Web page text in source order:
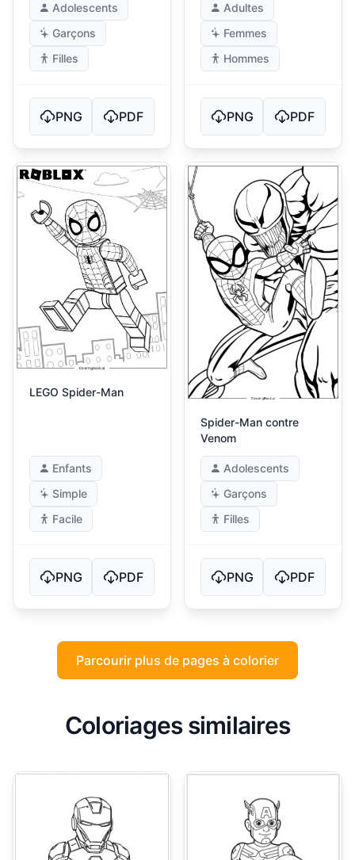
Adolescents
Garçons
Filles
PNG PDF
Adultes
Femmes
Hommes
PNG PDF
LEGO Spider-Man
Enfants
Simple
Facile
PNG PDF
Spider-Man contre
Venom
Adolescents
Garçons
Filles
PNG PDF
Parcourir plus de pages à colorier
Coloriages similaires